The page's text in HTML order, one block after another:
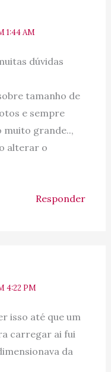
1:44 AM
dúvidas
tamanho de
e sempre
muito grande..,
alterar o
Responder
4:22 PM
isso até que um
carregar ai fui
da